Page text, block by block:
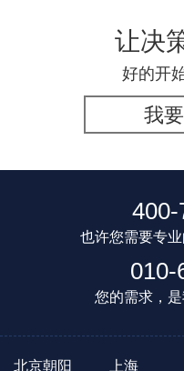
让决
好的开
我
也许您需要专
010-
您的需求，
北京朝阳 上海